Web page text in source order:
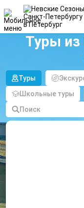
Туры из
Туры
Школьные туры
Поиск